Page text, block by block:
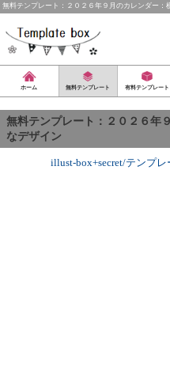
無料テンプレート：２０２６年９月のカレンダー：
ホーム 無料テンプレート 有料テンプレート
無料テンプレート：２０２６年
なデザイン
illust-box+secret/テンプレ